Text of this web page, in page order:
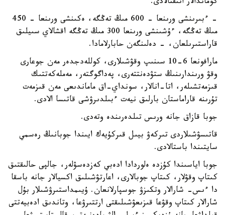
- ءبىرىنشى ورىنعا - 600 مىڭ تەڭگە، ەكىنشى ورىنعا - 450
مىڭ تەڭگە، ءۇشىنشى ورىنعا 300 مىڭ تەڭگە اقشالاي سىيلىق
قاراستىرىلعان، - دەلىنگەن حابارلامادا.
مارافونعا 6-10 سىنىپ وقۋشىلارى، كوللەدجدەر مەن جوعارى
وقۋ ورىندارىنىڭ ستۋدەنتتەرى، پەداگوگتەر، مەملەكەتتىك
قىزمەتشىلەر، اتا-انالار، سونداي-اق ماماندىعى مەن قىزمەت
تۇرىنە قاراماستان بارلىق نيەت ءبىلدىرۋشى قاتىسا الادى.
جوبا قازاق جانە ورىس تىلدەرىندە وتەدى.
قاتىسۋشىلاردى تىركەۋ بيىل قىركۇيەك ايىندا جوبانىڭ رەسمي
سايتىندا باستالادى.
جوبا اياسىندا كۇزدە ەلوردادا ادەبي كەزدەسۋلەر، جالپى حالىقتىق
كىتاپ وقۋلار، كىتاپ جوبالارى، اعارتۋشىلىق اكسيالار جانە باسقا
دا ءىس- شارالار وتكىزۋ جوسپارلانعان. ۇيىمداستىرۋشىلار بۇل
شارالار كىتاپ وقۋعا قىزىعۋشىلىقتى ارتتىرۋعا، وتاندىق ادەبيەتتى